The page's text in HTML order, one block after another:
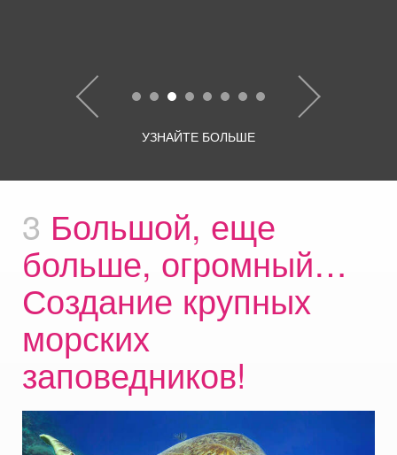
УЗНАЙТЕ БОЛЬШЕ
3 Большой, еще
больше, огромный…
Создание крупных
морских
заповедников!